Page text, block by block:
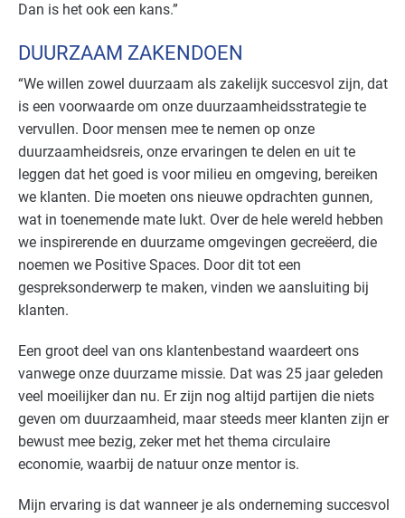
Dan is het ook een kans.”
DUURZAAM ZAKENDOEN
“We willen zowel duurzaam als zakelijk succesvol zijn, dat
is een voorwaarde om onze duurzaamheidsstrategie te
vervullen. Door mensen mee te nemen op onze
duurzaamheidsreis, onze ervaringen te delen en uit te
leggen dat het goed is voor milieu en omgeving, bereiken
we klanten. Die moeten ons nieuwe opdrachten gunnen,
wat in toenemende mate lukt. Over de hele wereld hebben
we inspirerende en duurzame omgevingen gecreëerd, die
noemen we Positive Spaces. Door dit tot een
gespreksonderwerp te maken, vinden we aansluiting bij
klanten.
Een groot deel van ons klantenbestand waardeert ons
vanwege onze duurzame missie. Dat was 25 jaar geleden
veel moeilijker dan nu. Er zijn nog altijd partijen die niets
geven om duurzaamheid, maar steeds meer klanten zijn er
bewust mee bezig, zeker met het thema circulaire
economie, waarbij de natuur onze mentor is.
Mijn ervaring is dat wanneer je als onderneming succesvol